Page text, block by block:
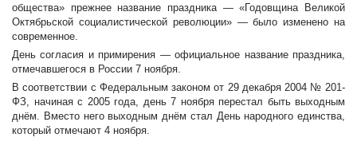
общества» прежнее название праздника — «Годовщина Великой
Октябрьской социалистической революции» — было изменено на
современное.
День согласия и примирения — официальное название праздника,
отмечавшегося в России 7 ноября.
В соответствии с Федеральным законом от 29 декабря 2004 № 201-
ФЗ, начиная с 2005 года, день 7 ноября перестал быть выходным
днём. Вместо него выходным днём стал День народного единства,
который отмечают 4 ноября.